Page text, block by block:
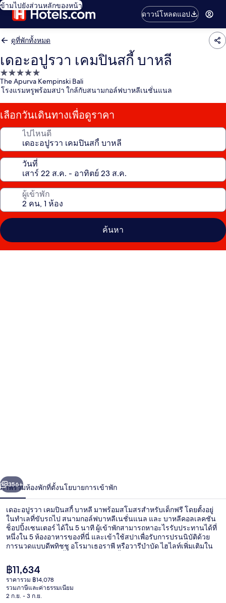
ข้ามไปยังส่วนหลักของหน้า
ดาวน์โหลดแอป
ดูที่พักทั้งหมด
เดอะอปูรวา เคมปินสกี้ บาหลี
ที่พัก
5.0
The Apurva Kempinski Bali
โรงแรมหรูพร้อมสปา ใกล้กับสนามกอล์ฟบาหลีเนชั่นแนล
เลือกวันเดินทางเพื่อดูราคา
ไปไหนดี
วันที่
ผู้เข้าพัก
ค้นหา
เคมปิน
สกี้
บาหลี
า
ถัดไป
356+
ภาพรวมห้องพักที่ตั้งนโยบายการเข้าพัก
เดอะอปูรวา เคมปินสกี้ บาหลี มาพร้อมสโมสรสำหรับเด็กฟรี โดยตั้งอยู่
ในทำเลที่ขับรถไป สนามกอล์ฟบาหลีเนชั่นแนล และ บาหลีคอลเลคชัน
ช็อปปิ้งเซนเตอร์ ได้ใน 5 นาที ผู้เข้าพักสามารถหาอะไรรับประทานได้ที่
หนึ่งใน 5 ห้องอาหารของที่นี่ และเข้าใช้สปาเพื่อรับการปรนนิบัติด้วย
การนวดแบบดีพทิชชู อโรมาเธอราพี หรือวารีบำบัด ไฮไลท์เพิ่มเติมใน
และฟิตเนส 24 ชม. นักเดินทางต่างชื่นชอบพนักงานและสภาพที่พัก
ราคา
ปัจจุบัน
฿11,634
฿11,634
ราคารวม ฿14,078
รวมภาษีและค่าธรรมเนียม
2 ก.ย. - 3 ก.ย.